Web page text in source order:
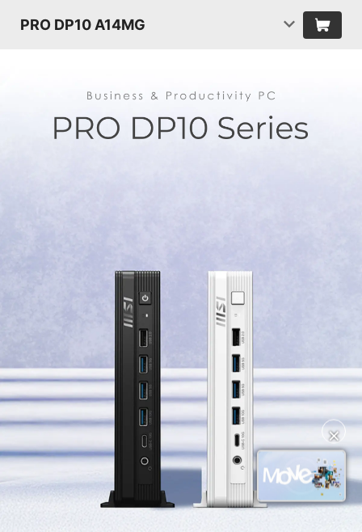
PRO DP10 A14MG
✕